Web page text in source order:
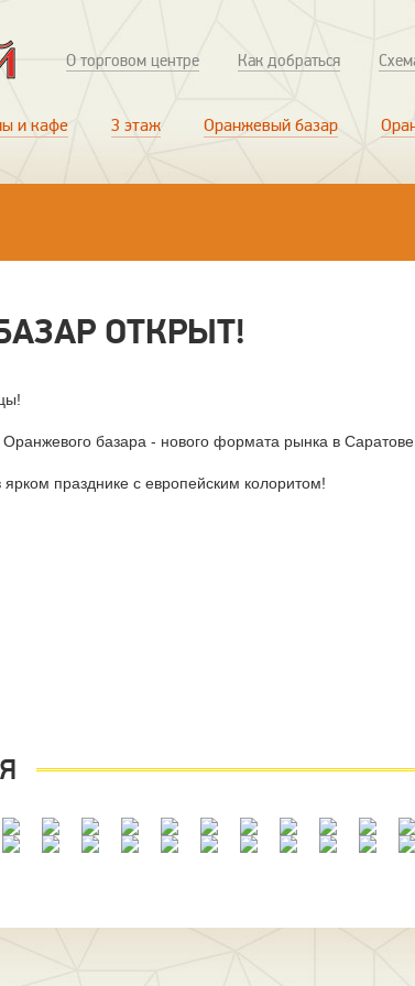
О торговом центре Как добраться
и кафе 3 этаж Оранжевый базар
ОТКРЫТ!
базара - нового формата рынка в Саратове.
празднике с европейским колоритом!